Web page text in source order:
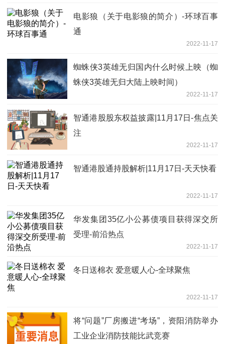
电影狼（关于电影狼的简介）-环球百事
通
2022-11-17
蜘蛛侠3英雄无归国内什么时候上映（蜘
蛛侠3英雄无归大陆上映时间）
2022-11-17
智通港股股东权益披露|11月17日-焦点关
注
2022-11-17
智通港股通持股解析|11月17日-天天快看
2022-11-17
华发集团35亿小公募债项目获得深交所
受理-前沿热点
2022-11-17
冬日送棉衣 爱意暖人心-全球聚焦
2022-11-17
将“问题”厂房搬进“考场”，资阳消防举办
工业企业消防技能比武竞赛